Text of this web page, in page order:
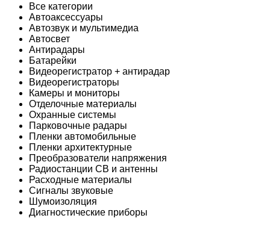
Все категории
Автоаксессуары
Автозвук и мультимедиа
Автосвет
Антирадары
Батарейки
Видеорегистратор + антирадар
Видеорегистраторы
Камеры и мониторы
Отделочные материалы
Охранные системы
Парковочные радары
Пленки автомобильные
Пленки архитектурные
Преобразователи напряжения
Радиостанции CB и антенны
Расходные материалы
Сигналы звуковые
Шумоизоляция
Диагностические приборы